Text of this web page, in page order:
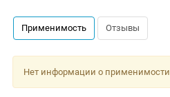
Применимость Отзывы
Нет информации о применимости